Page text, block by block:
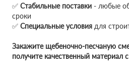
✅ Стабильные поставки - любые
сроки
✅ Специальные условия для
Закажите щебеночно-песчаную
получите качественный материал